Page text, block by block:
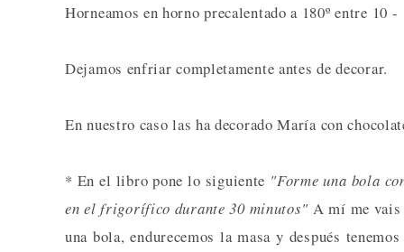
Horneamos en horno precalentado a 180º entre 10
Dejamos enfriar completamente antes de decorar.
En nuestro caso las ha decorado María con
* En el libro pone lo siguiente "Forme una bola
en el frigorífico durante 30 minutos" A mí me vais
una bola, endurecemos la masa y después